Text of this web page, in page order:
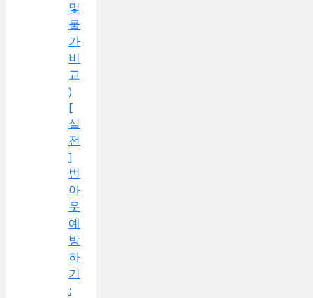
및
물
가
비
교
)
[
실
전
]
번
아
웃
예
방
하
기
: